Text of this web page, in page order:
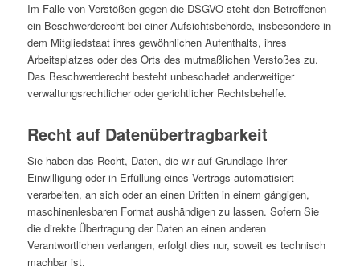
Im Falle von Verstößen gegen die DSGVO steht den Betroffenen
ein Beschwerderecht bei einer Aufsichtsbehörde, insbesondere in
dem Mitgliedstaat ihres gewöhnlichen Aufenthalts, ihres
Arbeitsplatzes oder des Orts des mutmaßlichen Verstoßes zu.
Das Beschwerderecht besteht unbeschadet anderweitiger
verwaltungsrechtlicher oder gerichtlicher Rechtsbehelfe.
Recht auf Daten­übertrag­barkeit
Sie haben das Recht, Daten, die wir auf Grundlage Ihrer
Einwilligung oder in Erfüllung eines Vertrags automatisiert
verarbeiten, an sich oder an einen Dritten in einem gängigen,
maschinenlesbaren Format aushändigen zu lassen. Sofern Sie
die direkte Übertragung der Daten an einen anderen
Verantwortlichen verlangen, erfolgt dies nur, soweit es technisch
machbar ist.